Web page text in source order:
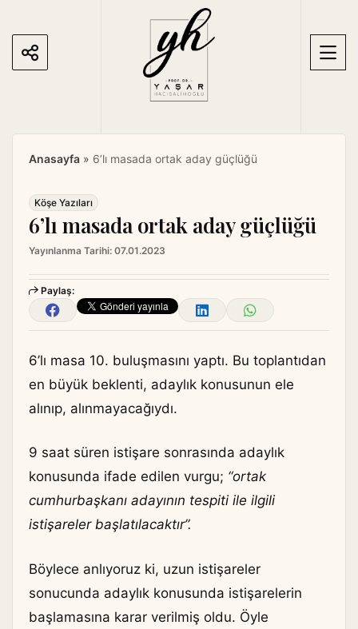
Anasayfa » 6’lı masada ortak aday güçlüğü
Köşe Yazıları
6’lı masada ortak aday güçlüğü
Yayınlanma Tarihi: 07.01.2023
Paylaş:
6’lı masa 10. buluşmasını yaptı. Bu toplantıdan
en büyük beklenti, adaylık konusunun ele
alınıp, alınmayacağıydı.
9 saat süren istişare sonrasında adaylık
konusunda ifade edilen vurgu; “ortak
cumhurbaşkanı adayının tespiti ile ilgili
istişareler başlatılacaktır”.
Böylece anlıyoruz ki, uzun istişareler
sonucunda adaylık konusunda istişarelerin
başlamasına karar verilmiş oldu. Öyle